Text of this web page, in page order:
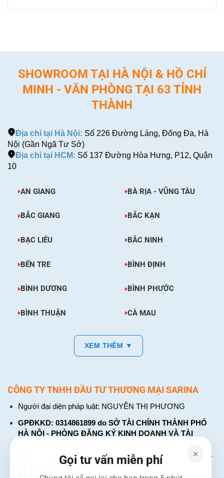
SHOWROOM TẠI HÀ NỘI & HỒ CHÍ
MINH - VĂN PHÒNG TẠI 63 TỈNH
THÀNH
Địa chỉ tại Hà Nội: Số 226 Đường Láng, Đống Đa, Hà
Nội (Gần Ngã Tư Sở)
Địa chỉ tại HCM: Số 137 Đường Hòa Hưng, P12, Quận
10
AN GIANG BÀ RỊA - VŨNG TÀU
BẮC GIANG BẮC KẠN
BẠC LIÊU BẮC NINH
BẾN TRE BÌNH ĐỊNH
BÌNH DƯƠNG BÌNH PHƯỚC
BÌNH THUẬN CÀ MAU
XEM THÊM ▼
CÔNG TY TNHH ĐẦU TƯ THƯƠNG MẠI SARINA
Người đại diện pháp luật: NGUYỄN THỊ PHƯƠNG
GPĐKKD: 0314861899 do SỞ TÀI CHÍNH THÀNH PHỐ
HÀ NỘI - PHÒNG ĐĂNG KÝ KINH DOANH VÀ TÀI
CHÍNH DOANH NGHIỆP cấp. Đăng ký lần đầu: ngày 26
tháng 01 năm 2018. Đăng ký thay đổi lần thứ: 4, ngày 31
tháng 03 năm 2026Gọi tư vấn miễn phí